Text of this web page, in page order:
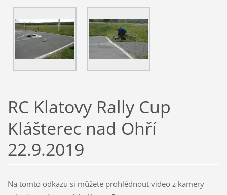
RC Klatovy Rally Cup
Klášterec nad Ohří
22.9.2019
Na tomto odkazu si můžete prohlédnout video z kamery